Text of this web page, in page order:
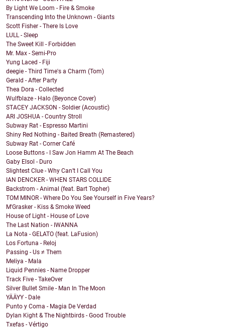
By Light We Loom - Fire & Smoke
Transcending Into the Unknown - Giants
Scott Fisher - There Is Love
LULL - Sleep
The Sweet Kill - Forbidden
Mr. Max - Semi-Pro
Yung Laced - Fiji
deegie - Third Time's a Charm (Tom)
Gerald - After Party
Thea Dora - Collected
Wulfblaze - Halo (Beyonce Cover)
STACEY JACKSON - Soldier (Acoustic)
ARI JOSHUA - Country Stroll
Subway Rat - Espresso Martini
Shiny Red Nothing - Baited Breath (Remastered)
Subway Rat - Corner Café
Loose Buttons - I Saw Jon Hamm At The Beach
Gaby Elsol - Duro
Slightest Clue - Why Can’t I Call You
IAN DENCKER - WHEN STARS COLLIDE
Backstrom - Animal (feat. Bart Topher)
TOM MINOR - Where Do You See Yourself in Five Years?
M'Grasker - Kiss & Smoke Weed
House of Light - House of Love
The Last Nation - IWANNA
La Nota - GELATO (feat. LaFusion)
Los Fortuna - Reloj
Passing - Us ≠ Them
Meliya - Mala
Liquid Pennies - Name Dropper
Track Five - TakeOver
Silver Bullet Smile - Man In The Moon
YÄÄYY - Dale
Punto y Coma - Magia De Verdad
Dylan Kight & The Nightbirds - Good Trouble
Txefas - Vértigo